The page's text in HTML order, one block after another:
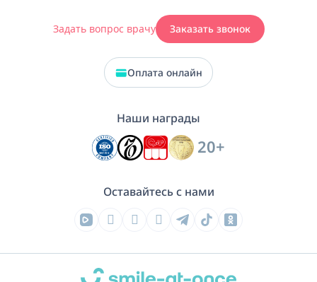
Задать вопрос врачу Заказать звонок
Оплата онлайн
Наши награды
20+
Оставайтесь с нами